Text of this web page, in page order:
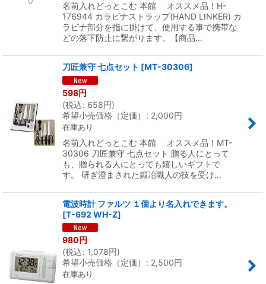
名前入れどっとこむ 本館 オススメ品！H-
176944 カラビナストラップ(HAND LINKER) カ
ラビナ部分を指に掛けて、使用する事で携帯な
どの落下防止に繋がります。【商品…
刀匠兼守 七点セット [MT-30306]
598円
(税込: 658円)
希望小売価格（定価）
: 2,000円
在庫あり
名前入れどっとこむ 本館 オススメ品！MT-
30306 刀匠兼守 七点セット 贈る人にとって
も、贈られる人にとっても嬉しいギフトで
す。 研ぎ澄まされた鍛冶職人の技を受け…
電波時計 ファルツ １個より名入れできます。
[T-692 WH-Z]
980円
(税込: 1,078円)
希望小売価格（定価）
: 2,500円
在庫あり